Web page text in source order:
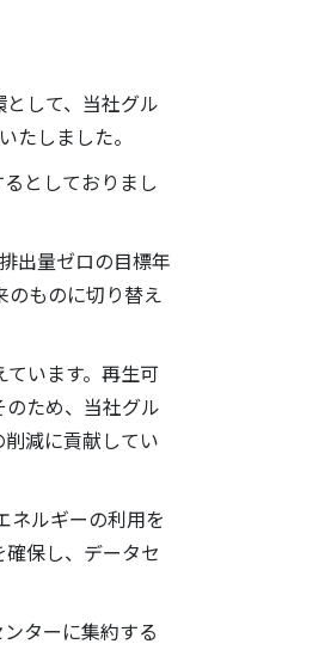
して、当社グル
しました。
としておりまし
出量ゼロの目標年
のものに切り替え
います。再生可
ため、当社グル
減に貢献してい
ネルギーの利用を
保し、データセ
ターに集約する